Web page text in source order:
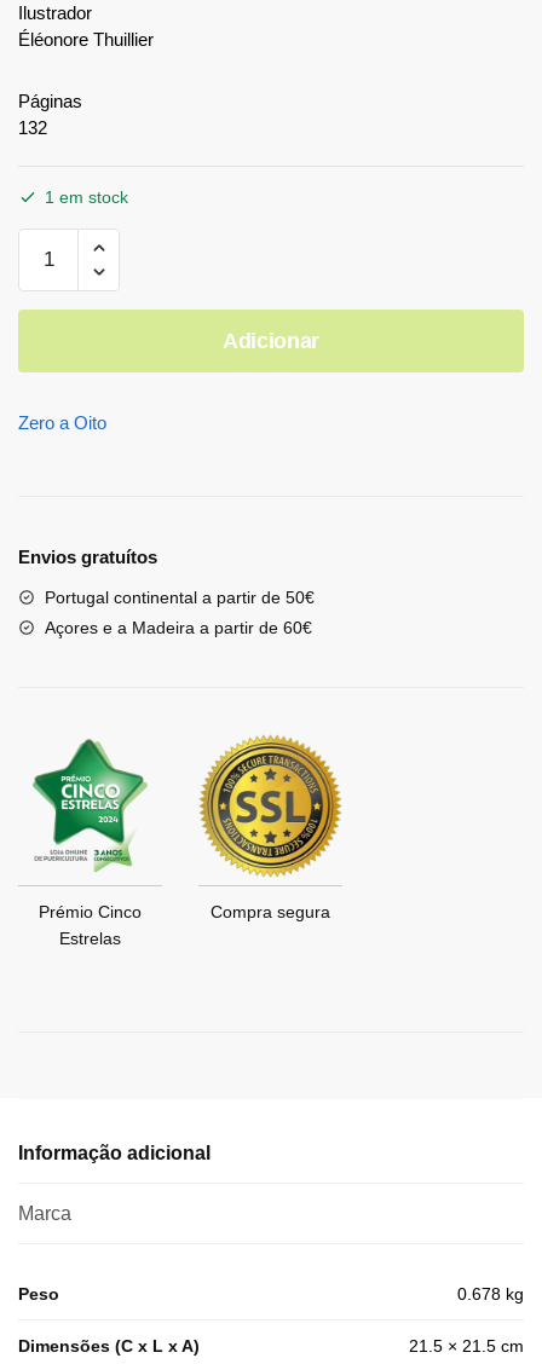
Ilustrador
Éléonore Thuillier
Páginas
132
1 em stock
Adicionar
Zero a Oito
Envios gratuítos
Portugal continental a partir de 50€
Açores e a Madeira a partir de 60€
Prémio Cinco
Estrelas
Compra segura
Informação adicional
Marca
Peso 0.678 kg
Dimensões (C x L x A) 21.5 × 21.5 cm